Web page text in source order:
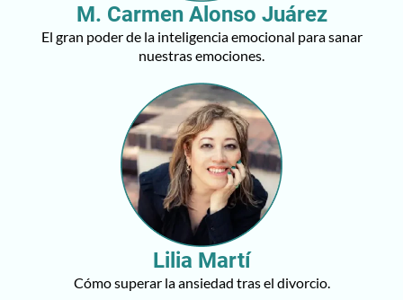
M. Carmen Alonso Juárez
El gran poder de la inteligencia emocional para sanar
nuestras emociones.
Lilia Martí
Cómo superar la ansiedad tras el divorcio.